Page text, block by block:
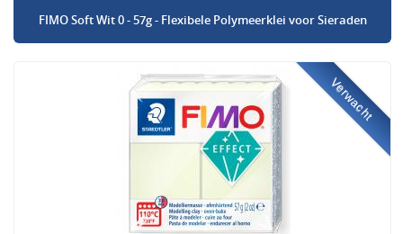
FIMO Soft Wit 0 - 57g - Flexibele Polymeerklei voor Sieraden
Verwacht